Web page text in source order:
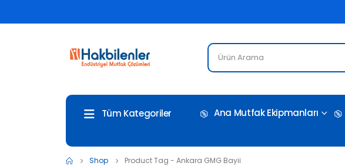
Tüm Kategoriler Ana Mutfak Ekipmanları
Shop Product Tag - Ankara GMG Bayii